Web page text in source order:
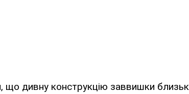
що дивну конструкцію заввишки